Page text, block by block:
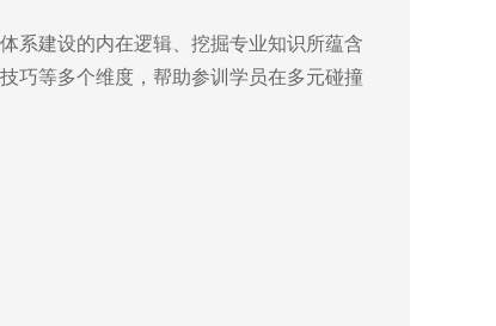
建设的内在逻辑、挖掘专业知识所蕴含
巧等多个维度，帮助参训学员在多元碰撞